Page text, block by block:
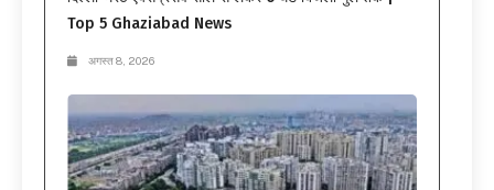
Top 5 Ghaziabad News
अगस्त 8, 2026